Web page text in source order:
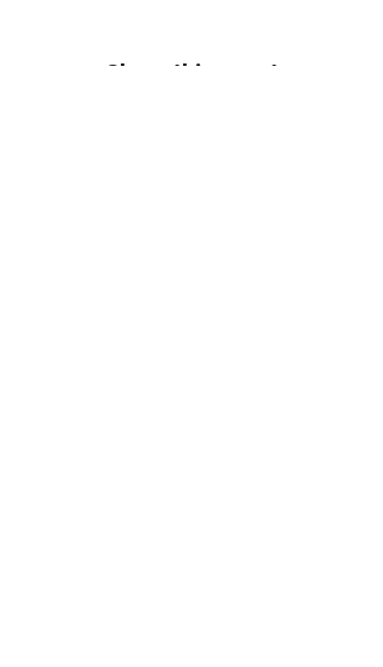
Share this event